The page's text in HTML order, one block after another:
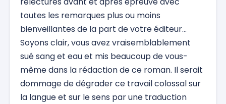
toutes les remarques plus ou moins
bienveillantes de la part de votre éditeur…
Soyons clair, vous avez vraisemblablement
sué sang et eau et mis beaucoup de vous-
même dans la rédaction de ce roman. Il serait
dommage de dégrader ce travail colossal sur
la langue et sur le sens par une traduction